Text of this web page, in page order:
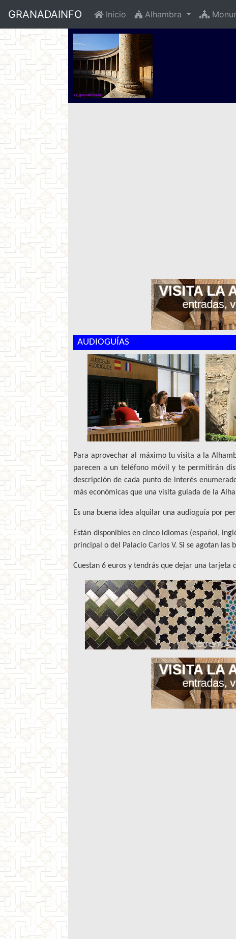
GRANADAINFO Inicio Alhambra
AUDIOGUÍAS
Para aprovechar al máximo tu visita a la
parecen a un teléfono móvil y te permitirán
descripción de cada punto de interés
más económicas que una visita guiada de la
Es una buena idea alquilar una audioguía por
Están disponibles en cinco idiomas (español,
principal o del Palacio Carlos V. Si se agotan las
Cuestan 6 euros y tendrás que dejar una